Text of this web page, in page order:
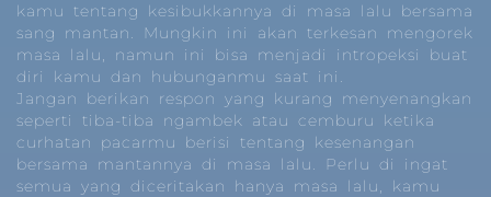
kamu tentang kesibukkannya di masa lalu bersama
sang mantan. Mungkin ini akan terkesan mengorek
masa lalu, namun ini bisa menjadi intropeksi buat
diri kamu dan hubunganmu saat ini.
Jangan berikan respon yang kurang menyenangkan
seperti tiba-tiba ngambek atau cemburu ketika
curhatan pacarmu berisi tentang kesenangan
bersama mantannya di masa lalu. Perlu di ingat
semua yang diceritakan hanya masa lalu, kamu